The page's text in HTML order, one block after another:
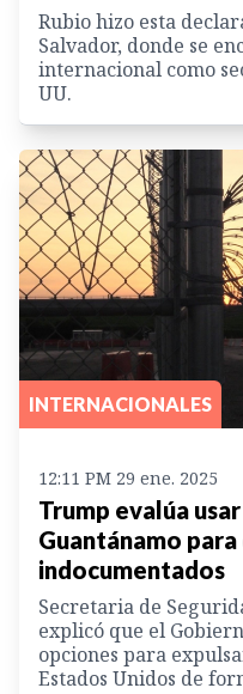
Rubio hizo esta
Salvador, donde se
internacional como
UU.
INTERNACIONALES
12:11 PM 29 ene. 2025
Trump evalúa
Guantánamo
indocumentados
Secretaria de
explicó que el
opciones para
Estados Unidos de